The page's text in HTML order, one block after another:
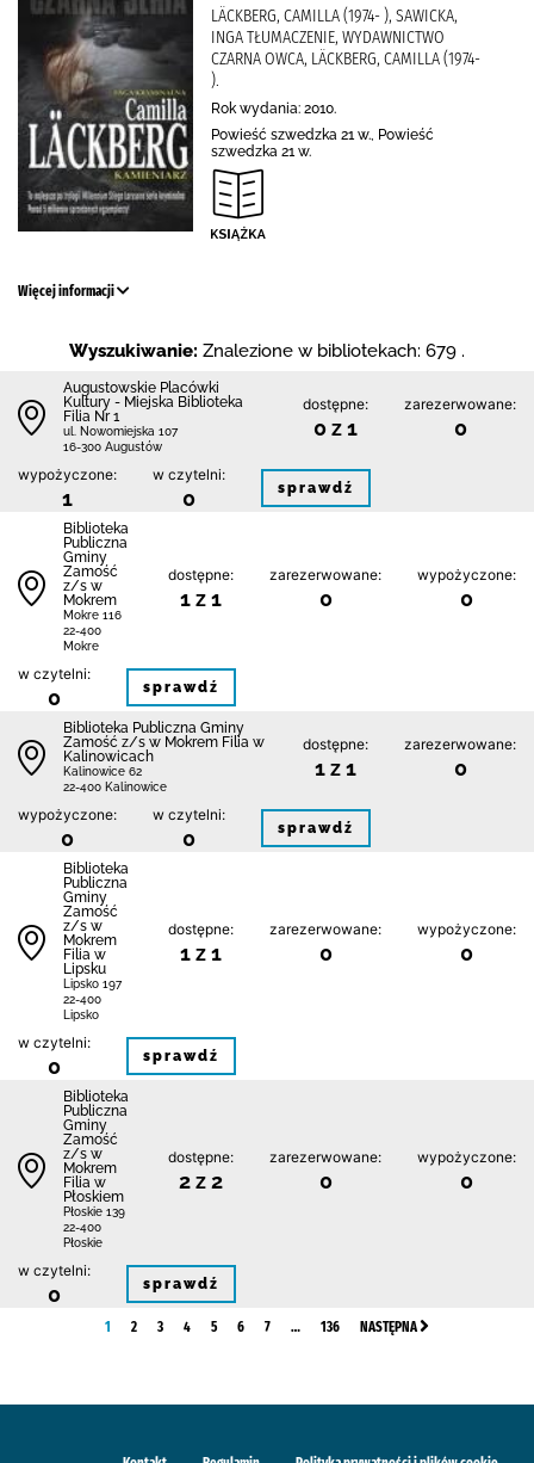
LÄCKBERG, CAMILLA (1974- ), SAWICKA,
INGA TŁUMACZENIE, WYDAWNICTWO
CZARNA OWCA, LÄCKBERG, CAMILLA (1974-
).
Rok wydania: 2010.
Powieść szwedzka 21 w., Powieść
szwedzka 21 w.
Więcej informacji
Wyszukiwanie: Znalezione w bibliotekach: 679 .
Augustowskie Placówki
Kultury - Miejska Biblioteka
Filia Nr 1
ul. Nowomiejska 107
16-300 Augustów
dostępne:
0 z 1
zarezerwowane:
0
wypożyczone:
1
w czytelni:
0 sprawdź
Biblio­teka
Publiczna
Gminy
Zamość
z/s w
Mokrem
Mokre 116
22-400
Mokre
dostępne:
1 z 1
zarezerwowane:
0
wypożyczone:
0
w czytelni:
0 sprawdź
Biblio­teka Publiczna Gminy
Zamość z/s w Mokrem Filia w
Kalinowicach
Kalinowice 62
22-400 Kalinowice
dostępne:
1 z 1
zarezerwowane:
0
wypożyczone:
0
w czytelni:
0 sprawdź
Biblio­teka
Publiczna
Gminy
Zamość
z/s w
Mokrem
Filia w
Lipsku
Lipsko 197
22-400
Lipsko
dostępne:
1 z 1
zarezerwowane:
0
wypożyczone:
0
w czytelni:
0 sprawdź
Biblio­teka
Publiczna
Gminy
Zamość
z/s w
Mokrem
Filia w
Płoskiem
Płoskie 139
22-400
Płoskie
dostępne:
2 z 2
zarezerwowane:
0
wypożyczone:
0
w czytelni:
0 sprawdź
1 2 3 4 5 6 7 … 136 NASTĘPNA